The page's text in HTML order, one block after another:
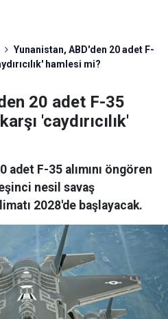
Yunanistan, ABD'den 20 adet F-
hamlesi mi?
20 adet F-35
'caydırıcılık'
F-35 alımını öngören
nesil savaş
2028'de başlayacak.